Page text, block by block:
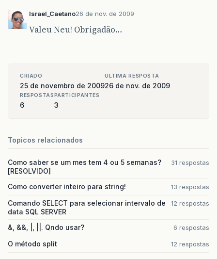
Israel_Caetano26 de nov. de 2009
Valeu Neu! Obrigadão…
CRIADO
25 de novembro de 2009
ULTIMA RESPOSTA
26 de nov. de 2009
RESPOSTAS
6
PARTICIPANTES
3
Topicos relacionados
Como saber se um mes tem 4 ou 5 semanas?
[RESOLVIDO]
31 respostas
Como converter inteiro para string! 13 respostas
Comando SELECT para selecionar intervalo de
data SQL SERVER
12 respostas
&, &&, |, ||. Qndo usar? 6 respostas
O método split 12 respostas